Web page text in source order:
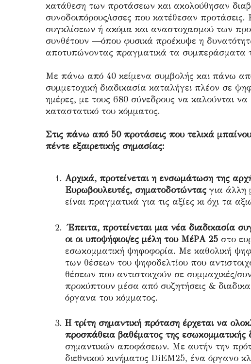
κατάθεση των προτάσεων και ακολούθησαν
συνοδοιπόρους/ισσες που κατέθεσαν
συγκλίσεων ή ακόμα και αναστοχασμού των
συνθέτουν —όπου φυσικά προέκυψε η
αποτυπώνοντας πραγματικά τα συμπεράσματα
Με πάνω από 40 κείμενα συμβολής και πάνω
συμμετοχική διαδικασία καταλήγει πλέον σε
ημέρες, με τους 680 σύνεδρους να καλούνται
καταστατικό του κόμματος.
Στις πάνω από 50 προτάσεις που τελικά
πέντε εξαιρετικής σημασίας:
Αρχικά, προτείνεται η ενσωμάτωση της
Ευρωβουλευτές, σηματοδοτώντας για άλλη
είναι πραγματικά για τις αξίες κι όχι τα
Έπειτα, προτείνεται μια νέα διαδικασία
οι οι υποψήφιοι/ες μέλη του ΜέΡΑ 25 στο
εσωκομματική ψηφοφορία. Με καθολική
των θέσεων του ψηφοδελτίου που
θέσεων που αντιστοιχούν σε συμμαχικές/
προκύπτουν μέσα από συζητήσεις &
όργανα του κόμματος.
Η τρίτη σημαντική πρόταση έρχεται να
προσπάθεια βαθέματος της εσωκομματικής
σημαντικών αποφάσεων. Με αυτήν την
διεθνικού κινήματος DiEM25, ένα όργανο